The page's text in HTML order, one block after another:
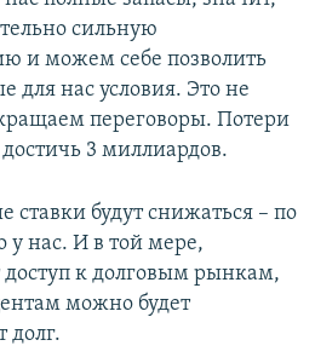
сильную
и можем себе позволить
для нас условия. Это не
переговоры. Потери
3 миллиардов.
ставки будут снижаться – по
у нас. И в той мере,
доступ к долговым рынкам,
можно будет
долг.